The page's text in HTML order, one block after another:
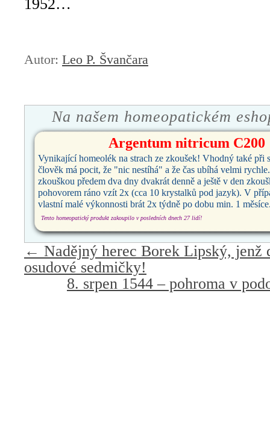
1952…
Autor: Leo P. Švančara
Na našem homeopatickém
Argentum nitricum C200
Vynikající homeolék na strach ze zkoušek! Vhodný také při
člověk má pocit, že "nic nestíhá" a že čas ubíhá velmi
zkouškou předem dva dny dvakrát denně a ještě v den
pohovorem ráno vzít 2x (cca 10 krystalků pod jazyk). V
vlastní malé výkonnosti brát 2x týdně po dobu min. 1
Tento homeopatický produkt zakoupilo v posledních dnech 27 lidí!
← Nadějný herec Borek Lipský, jenž
osudové sedmičky!
8. srpen 1544 – pohroma v